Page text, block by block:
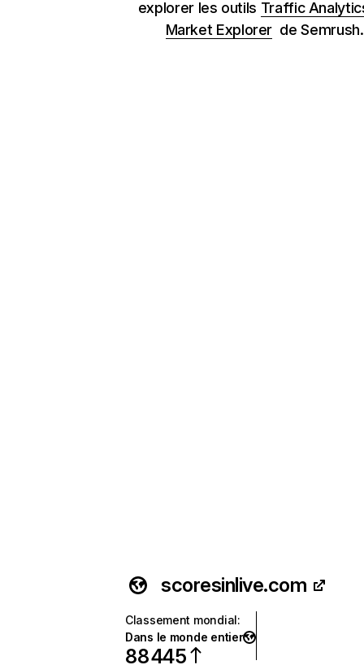
explorer les outils Traffic
Market Explorer de Semrush.
scoresinlive.com
Classement mondial:
Dans le monde entier
88 445